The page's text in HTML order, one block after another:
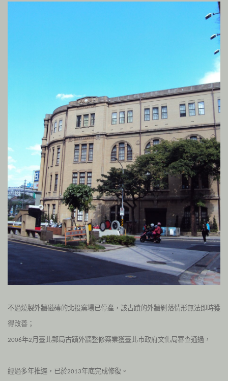
不過燒製外牆磁磚的北投窯場已停產，該古蹟的外牆剝落情形無法即時獲
得改善；
2006年2月臺北郵局古蹟外牆整修案業獲臺北市政府文化局審查通過，
經過多年推遲，已於2013年底完成修復。